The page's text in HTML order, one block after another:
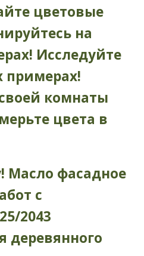
цветовые
на
Исследуйте
примерах!
комнаты
цвета в
Масло фасадное
с
2043
деревянного